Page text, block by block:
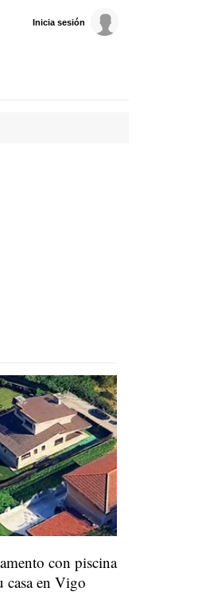
Inicia sesión
con piscina
casa en Vigo